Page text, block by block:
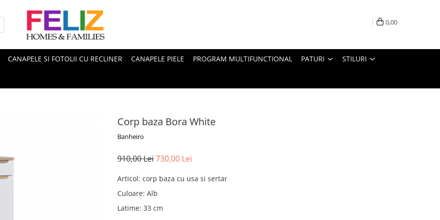
0,00
CANAPELE SI FOTOLII CU RECLINER CANAPELE PIELE PROGRAM MULTIFUNCTIONAL PATURI STILURI
Corp baza Bora White
Banheiro
910,00 Lei730,00 Lei
Articol: corp baza cu usa si sertar
Culoare: Alb
Latime: 33 cm